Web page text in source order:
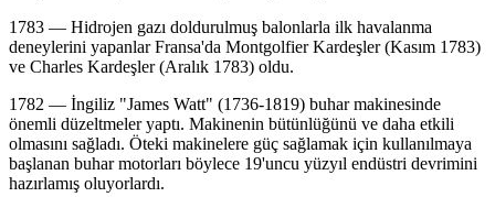
1783 — Hidrojen gazı doldurulmuş balonlarla ilk havalanma
deneylerini yapanlar Fransa'da Montgolfier Kardeşler (Kasım 1783)
ve Charles Kardeşler (Aralık 1783) oldu.
1782 — İngiliz "James Watt" (1736-1819) buhar makinesinde
önemli düzeltmeler yaptı. Makinenin bütünlüğünü ve daha etkili
olmasını sağladı. Öteki makinelere güç sağlamak için kullanılmaya
başlanan buhar motorları böylece 19'uncu yüzyıl endüstri devrimini
hazırlamış oluyorlardı.